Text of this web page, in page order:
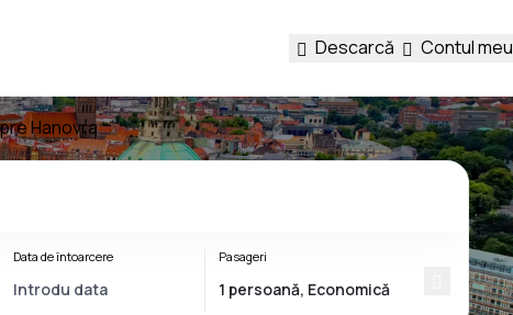
Descarcă Contul meu
Hanovra
Data de întoarcere Pasageri